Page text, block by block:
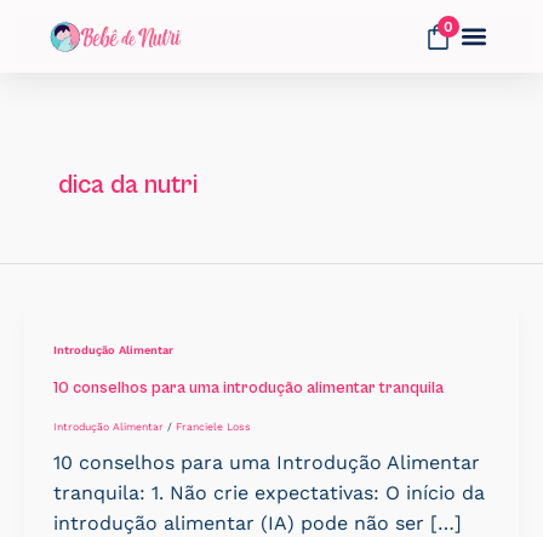
0
dica da nutri
Introdução Alimentar
10 conselhos para uma introdução alimentar tranquila
Introdução Alimentar / Franciele Loss
10 conselhos para uma Introdução Alimentar
tranquila: 1. Não crie expectativas: O início da
introdução alimentar (IA) pode não ser […]